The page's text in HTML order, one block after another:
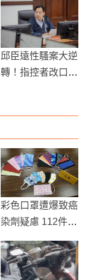
邱臣遠性騷案大逆
轉！指控者改口
彩色口罩遭爆致癌
染劑疑慮 112件大